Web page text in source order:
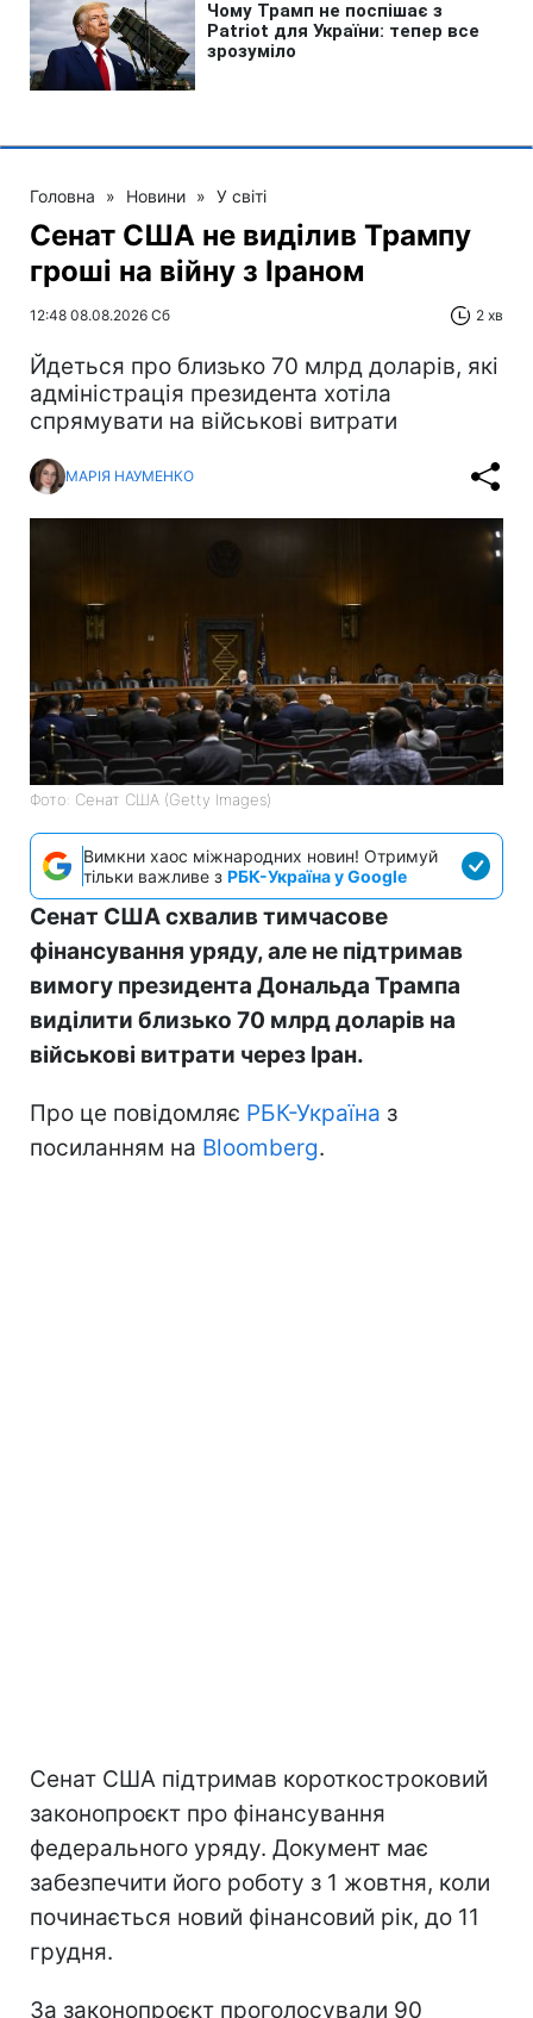
Головна » Новини » У світі
Сенат США не виділив Трампу
гроші на війну з Іраном
12:48 08.08.2026 Сб 2 хв
Йдеться про близько 70 млрд доларів, які
адміністрація президента хотіла
спрямувати на військові витрати
МАРІЯ НАУМЕНКО
Фото: Сенат США (Getty Images)
Вимкни хаос міжнародних новин! Отримуй
тільки важливе з РБК-Україна у Google
Сенат США схвалив тимчасове
фінансування уряду, але не підтримав
вимогу президента Дональда Трампа
виділити близько 70 млрд доларів на
військові витрати через Іран.
Про це повідомляє РБК-Україна з
посиланням на Bloomberg.
Сенат США підтримав короткостроковий
законопроєкт про фінансування
федерального уряду. Документ має
забезпечити його роботу з 1 жовтня, коли
починається новий фінансовий рік, до 11
грудня.
За законопроєкт проголосували 90